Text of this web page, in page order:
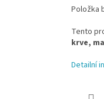
Položka
Tento
krve,
Detailní